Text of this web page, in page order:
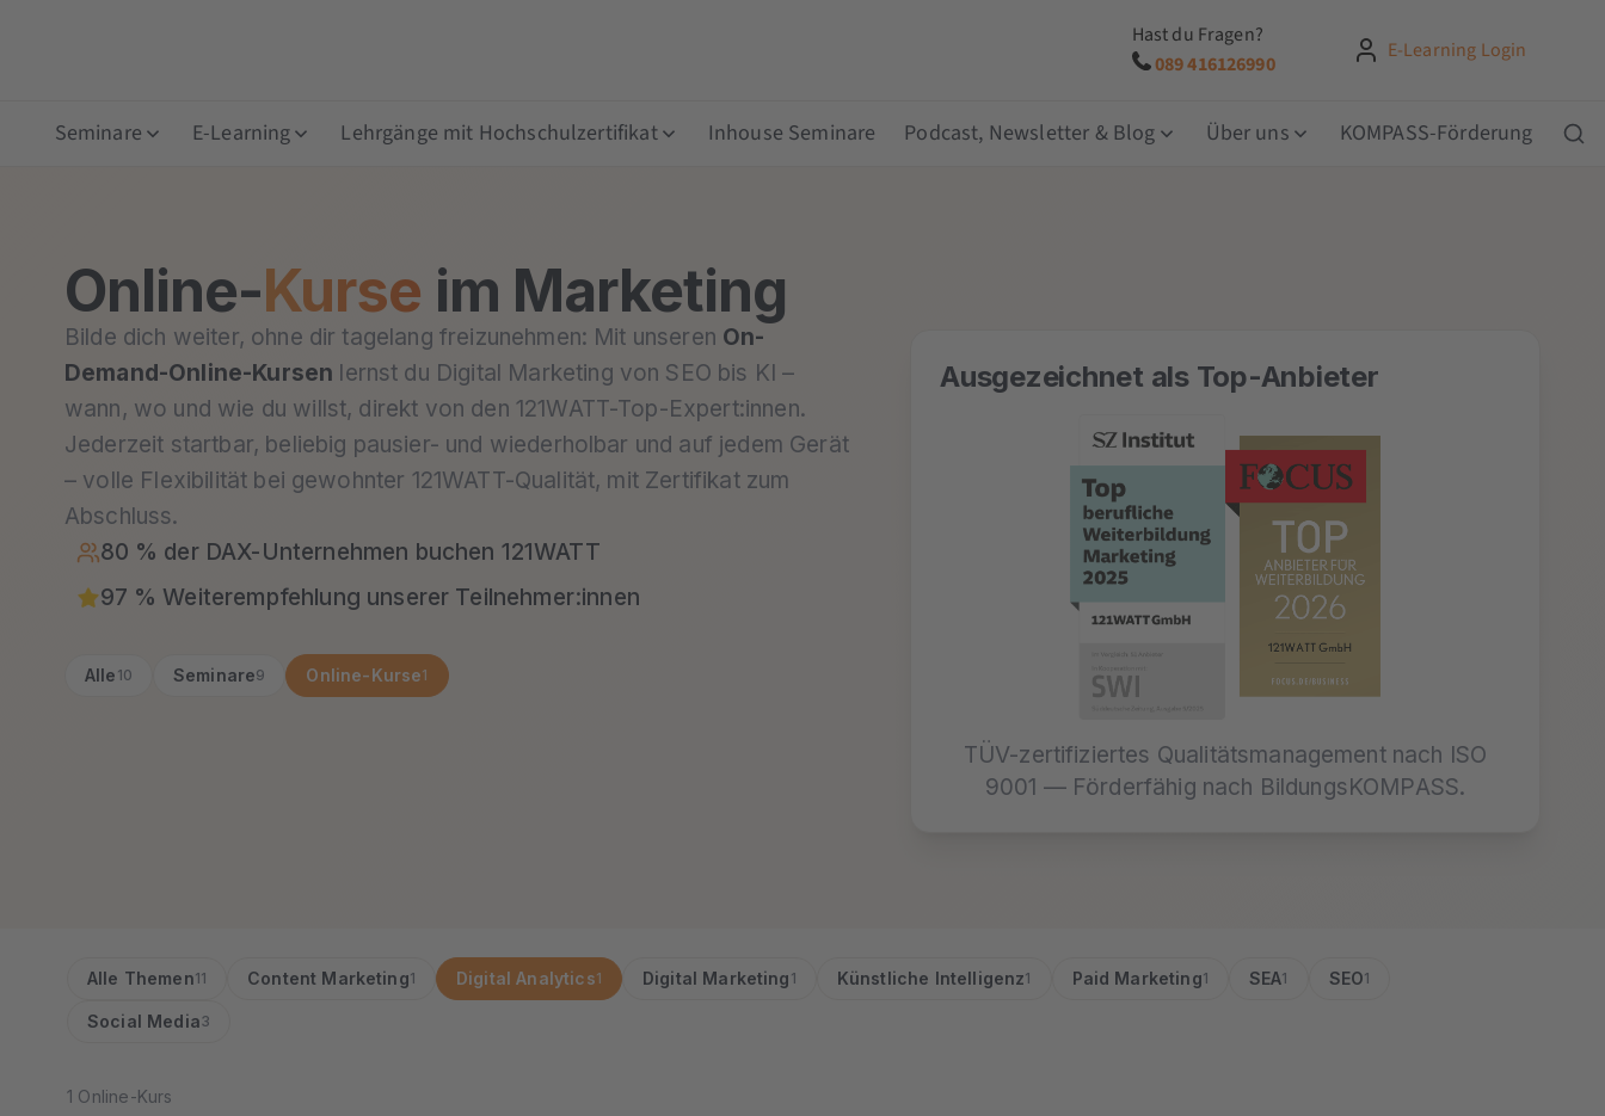
Hast du Fragen?
089 416126990
E-Learning Login
Seminare E-Learning Lehrgänge mit Hochschulzertifikat Inhouse Seminare Podcast, Newsletter & Blog Über uns KOMPASS-Förderung
Online-Kurse im Marketing
Bilde dich weiter, ohne dir tagelang freizunehmen: Mit unseren On-
Demand-Online-Kursen lernst du Digital Marketing von SEO bis KI –
wann, wo und wie du willst, direkt von den 121WATT-Top-Expert:innen.
Jederzeit startbar, beliebig pausier- und wiederholbar und auf jedem Gerät
– volle Flexibilität bei gewohnter 121WATT-Qualität, mit Zertifikat zum
Abschluss.
80 % der DAX-Unternehmen buchen 121WATT
97 % Weiterempfehlung unserer Teilnehmer:innen
Alle 10 Seminare9 Online-Kurse1
Ausgezeichnet als Top-Anbieter
TÜV-zertifiziertes Qualitätsmanagement nach ISO
9001 — Förderfähig nach BildungsKOMPASS.
Alle Themen11 Content Marketing1 Digital Analytics1 Digital Marketing 1 Künstliche Intelligenz1 Paid Marketing1 SEA1 SEO1
Social Media3
1 Online-Kurs